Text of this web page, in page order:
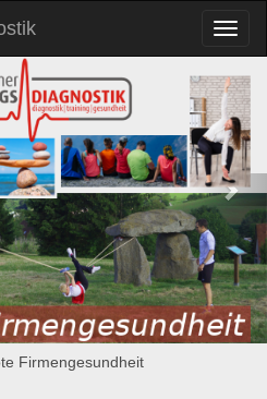
Firmengesundheit